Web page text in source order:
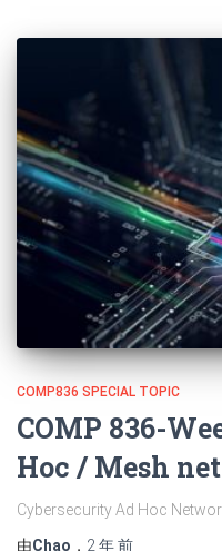
COMP836 SPECIAL TOPIC
COMP 836-
Hoc / Mesh
Cybersecurity Ad Hoc
由Chao ， 2 年前